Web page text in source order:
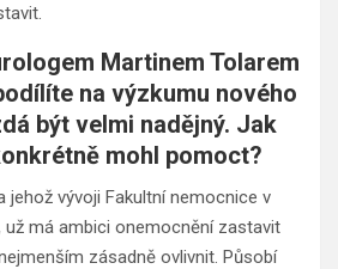
Martinem Tolarem
na výzkumu nového
být velmi nadějný. Jak
mohl pomoct?
jehož vývoji Fakultní nemocnice v
má ambici onemocnění zastavit
zásadně ovlivnit. Působí